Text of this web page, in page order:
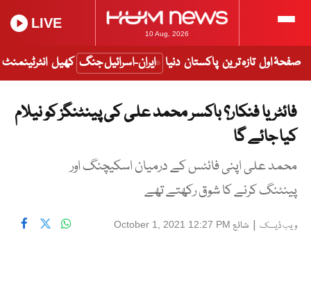
10 Aug, 2026
LIVE
صفحۂ اول تازہ ترین پاکستان دنیا ایران-اسرائیل جنگ کھیل انٹرٹینمنٹ
فائٹر یا فنکار؟ باکسر محمد علی کی پینٹنگز کو نیلام
کیا جائے گا
محمد علی اپنی فائٹس کے درمیان اسکیچنگ اور
پینٹنگ کرنے کا شوق رکھتے تھے
ویب ڈیسک | شائع October 1, 2021 12:27 PM